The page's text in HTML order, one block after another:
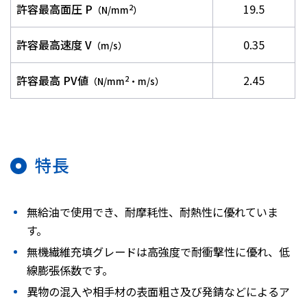
許容最高面圧 P （N/mm2） 19.5
許容最高速度 V （m/s） 0.35
許容最高 PV値 （N/mm2 ・m/s） 2.45
特長
無給油で使用でき、耐摩耗性、耐熱性に優れていま
す。
無機繊維充填グレードは高強度で耐衝撃性に優れ、低
線膨張係数です。
異物の混入や相手材の表面粗さ及び発錆などによるア